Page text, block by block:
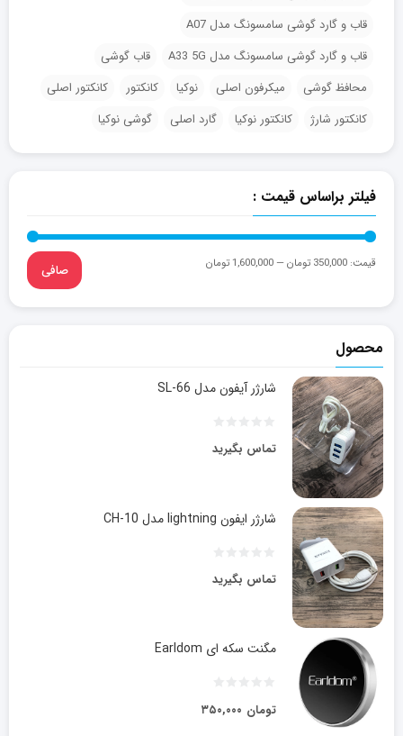
قاب و گارد گوشی سامسونگ مدل A07
قاب و گارد گوشی سامسونگ مدل A33 5G
قاب گوشی
محافظ گوشی
میکرفون اصلی نوکیا کانکتور
کانکتور اصلی
کانکتور شارژ
کانکتور نوکیا گارد اصلی گوشی نوکیا
فیلتر براساس قیمت :
صافی قيمت: 350,000 تومان —1,600,000 تومان
محصول
شارژر آیفون مدل SL-66
تماس بگیرید
شارژر ایفون lightning مدل CH-10
تماس بگیرید
مگنت سکه ای Earldom
۳۵۰,۰۰۰ تومان